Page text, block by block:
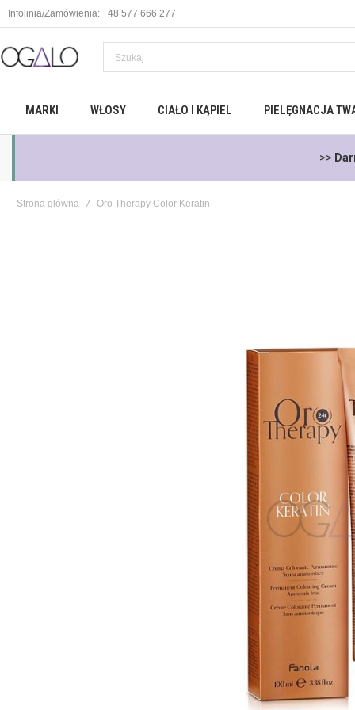
Infolinia/Zamówienia: +48 577 666 277
MARKI WŁOSY CIAŁO I KĄPIEL PIELĘGNACJA
>>
Strona główna Oro Therapy Color Keratin